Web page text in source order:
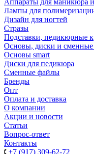
Аппараты для маникюра
Лампы для
Дизайн для ногтей
Стразы
Подставки, педикюрные
Основы, диски и
Основы smart
Диски для педикюра
Сменные файлы
Бренды
Опт
Оплата и доставка
О компании
Акции и новости
Статьи
Вопрос-ответ
Контакты
+7 (917) 309-62-72